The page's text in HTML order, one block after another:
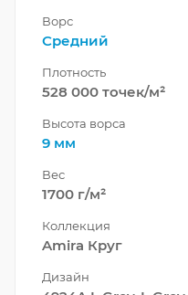
Ворс
Средний
Плотность
528 000 точек/м²
Высота ворса
9 мм
Вес
1700 г/м²
Коллекция
Amira Круг
Дизайн